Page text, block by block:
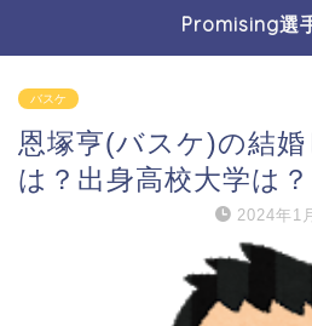
Promising選
バスケ
恩塚亨(バスケ)の結婚
は？出身高校大学は？
2024年1